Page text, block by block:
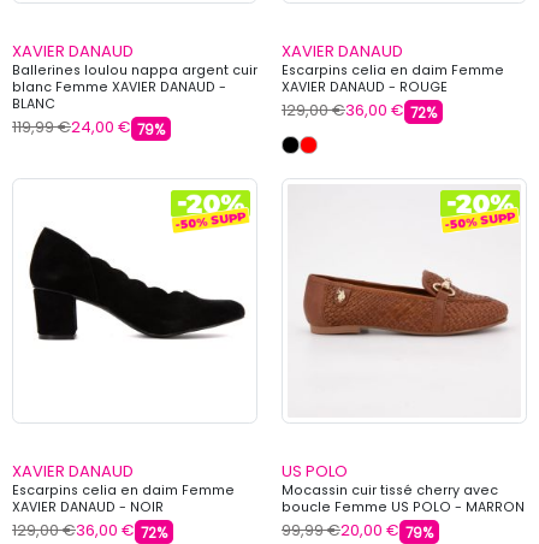
XAVIER DANAUD
Ballerines loulou nappa argent cuir
blanc Femme XAVIER DANAUD -
BLANC
119,99 €24,00 € 79%
XAVIER DANAUD
Escarpins celia en daim Femme
XAVIER DANAUD - ROUGE
129,00 €36,00 € 72%
XAVIER DANAUD
Escarpins celia en daim Femme
XAVIER DANAUD - NOIR
129,00 €36,00 € 72%
US POLO
Mocassin cuir tissé cherry avec
boucle Femme US POLO - MARRON
99,99 €20,00 € 79%